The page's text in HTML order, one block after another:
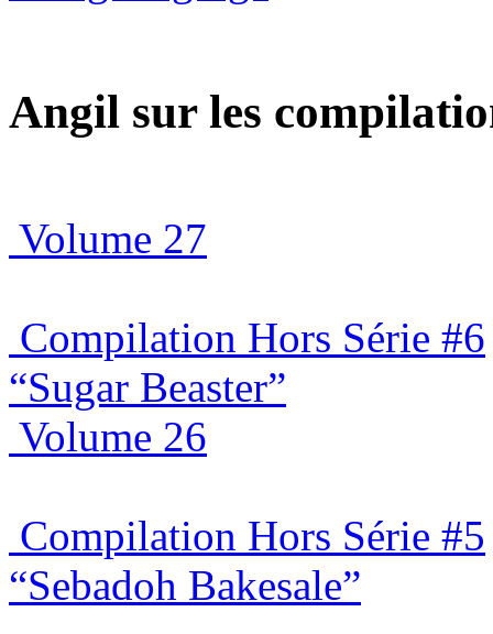
Angil sur les
Volume 27
Compilation Hors Série #6
“Sugar Beaster”
Volume 26
Compilation Hors Série #5
“Sebadoh Bakesale”